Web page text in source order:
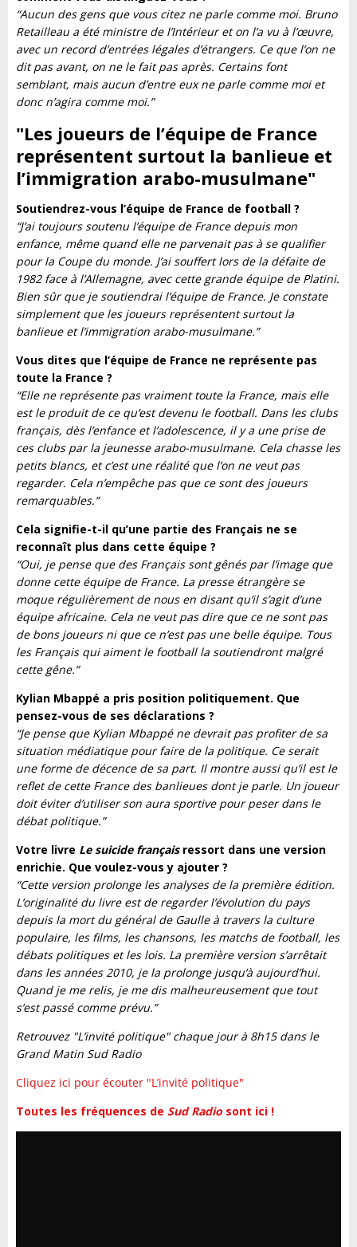
“Aucun des gens que vous citez ne parle comme moi. Bruno
Retailleau a été ministre de l’Intérieur et on l’a vu à l’œuvre,
avec un record d’entrées légales d’étrangers. Ce que l’on ne
dit pas avant, on ne le fait pas après. Certains font
semblant, mais aucun d’entre eux ne parle comme moi et
donc n’agira comme moi.”
"Les joueurs de l’équipe de France
représentent surtout la banlieue et
l’immigration arabo-musulmane"
Soutiendrez-vous l’équipe de France de football ?
“J’ai toujours soutenu l’équipe de France depuis mon
enfance, même quand elle ne parvenait pas à se qualifier
pour la Coupe du monde. J’ai souffert lors de la défaite de
1982 face à l’Allemagne, avec cette grande équipe de Platini.
Bien sûr que je soutiendrai l’équipe de France. Je constate
simplement que les joueurs représentent surtout la
banlieue et l’immigration arabo-musulmane.”
Vous dites que l’équipe de France ne représente pas
toute la France ?
“Elle ne représente pas vraiment toute la France, mais elle
est le produit de ce qu’est devenu le football. Dans les clubs
français, dès l’enfance et l’adolescence, il y a une prise de
ces clubs par la jeunesse arabo-musulmane. Cela chasse les
petits blancs, et c’est une réalité que l’on ne veut pas
regarder. Cela n’empêche pas que ce sont des joueurs
remarquables.”
Cela signifie-t-il qu’une partie des Français ne se
reconnaît plus dans cette équipe ?
“Oui, je pense que des Français sont gênés par l’image que
donne cette équipe de France. La presse étrangère se
moque régulièrement de nous en disant qu’il s’agit d’une
équipe africaine. Cela ne veut pas dire que ce ne sont pas
de bons joueurs ni que ce n’est pas une belle équipe. Tous
les Français qui aiment le football la soutiendront malgré
cette gêne.”
Kylian Mbappé a pris position politiquement. Que
pensez-vous de ses déclarations ?
“Je pense que Kylian Mbappé ne devrait pas profiter de sa
situation médiatique pour faire de la politique. Ce serait
une forme de décence de sa part. Il montre aussi qu’il est le
reflet de cette France des banlieues dont je parle. Un joueur
doit éviter d’utiliser son aura sportive pour peser dans le
débat politique.”
Votre livre Le suicide françaisressort dans une version
enrichie. Que voulez-vous y ajouter ?
“Cette version prolonge les analyses de la première édition.
L’originalité du livre est de regarder l’évolution du pays
depuis la mort du général de Gaulle à travers la culture
populaire, les films, les chansons, les matchs de football, les
débats politiques et les lois. La première version s’arrêtait
dans les années 2010, je la prolonge jusqu’à aujourd’hui.
Quand je me relis, je me dis malheureusement que tout
s’est passé comme prévu.”
Retrouvez "L’invité politique" chaque jour à 8h15 dans le
Grand Matin Sud Radio
Cliquez ici pour écouter "L’invité politique"
Toutes les fréquences de Sud Radio sont ici !